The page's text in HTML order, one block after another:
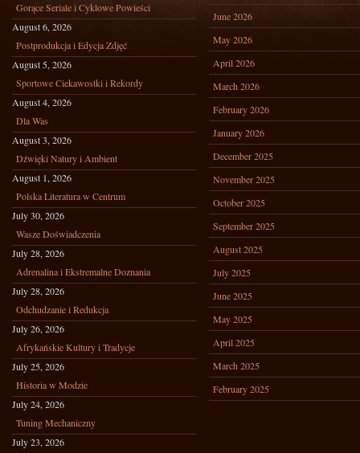
Gorące Seriale i Cyklowe Powieści
August 6, 2026
Postprodukcja i Edycja Zdjęć
August 5, 2026
Sportowe Ciekawostki i Rekordy
August 4, 2026
Dla Was
August 3, 2026
Dźwięki Natury i Ambient
August 1, 2026
Polska Literatura w Centrum
July 30, 2026
Wasze Doświadczenia
July 28, 2026
Adrenalina i Ekstremalne Doznania
July 28, 2026
Odchudzanie i Redukcja
July 26, 2026
Afrykańskie Kultury i Tradycje
July 25, 2026
Historia w Modzie
July 24, 2026
Tuning Mechaniczny
July 23, 2026
June 2026
May 2026
April 2026
March 2026
February 2026
January 2026
December 2025
November 2025
October 2025
September 2025
August 2025
July 2025
June 2025
May 2025
April 2025
March 2025
February 2025